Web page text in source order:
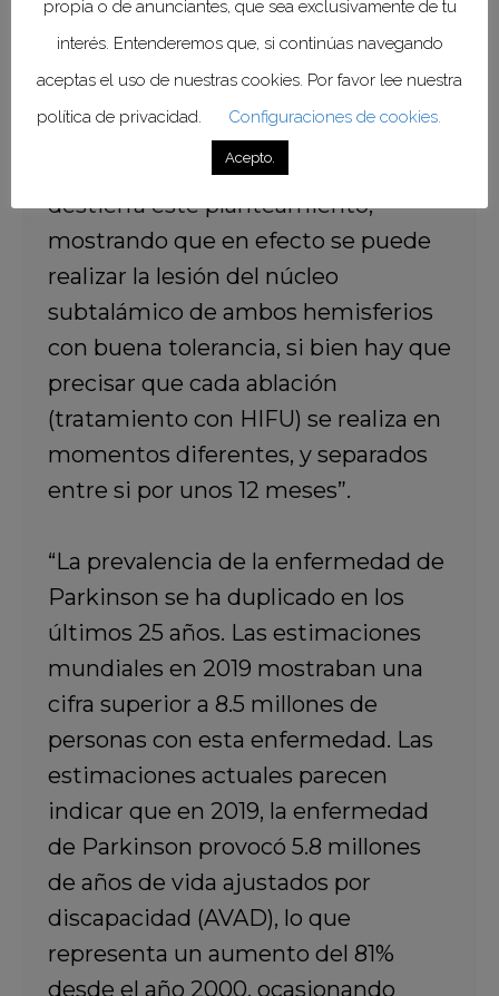
considerada no disponible, con las
limitaciones terapéuticas que ello
conllevaba. Nuestro estudio
destierra este planteamiento,
mostrando que en efecto se puede
realizar la lesión del núcleo
subtalámico de ambos hemisferios
con buena tolerancia, si bien hay que
precisar que cada ablación
(tratamiento con HIFU) se realiza en
momentos diferentes, y separados
entre si por unos 12 meses”.
“La prevalencia de la enfermedad de
Parkinson se ha duplicado en los
últimos 25 años. Las estimaciones
mundiales en 2019 mostraban una
cifra superior a 8.5 millones de
personas con esta enfermedad. Las
estimaciones actuales parecen
indicar que en 2019, la enfermedad
de Parkinson provocó 5.8 millones
de años de vida ajustados por
discapacidad (AVAD), lo que
representa un aumento del 81%
desde el año 2000, ocasionando
propia o de anunciantes, que sea exclusivamente de tu
interés. Entenderemos que, si continúas navegando
aceptas el uso de nuestras cookies. Por favor lee nuestra
política de privacidad.
Configuraciones de cookies.
Acepto.